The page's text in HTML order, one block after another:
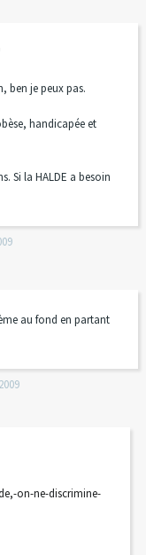
ben je peux pas.
handicapée et
Si la HALDE a besoin
au fond en partant
on-ne-discrimine-